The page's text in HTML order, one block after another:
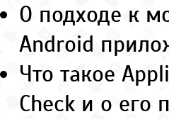
О подходе к
Android
Что такое
Check и о его